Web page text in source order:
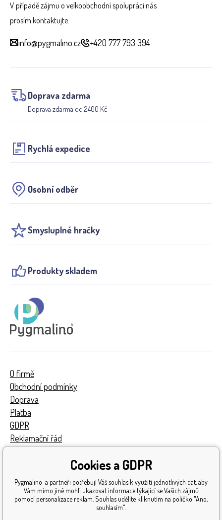
V případě zájmu o velkoobchodní spolupráci nás
prosím kontaktujte.
info@pygmalino.cz +420 777 793 394
Doprava zdarma
Doprava zdarma od 2400 Kč
Rychlá expedice
Osobní odběr
Smysluplné hračky
Produkty skladem
O firmě
Obchodní podmínky
Doprava
Platba
GDPR
Reklamační řád
Získaná ocenění
Katalog hraček
Mapa stránek
Cookies a GDPR
Pygmalino a partneři potřebují Váš souhlas k využití jednotlivých dat, aby
Vám mimo jiné mohli ukazovat informace týkající se Vašich zájmů
pomocí personalizace reklam. Souhlas udělíte kliknutím na políčko "Ano,
souhlasím".